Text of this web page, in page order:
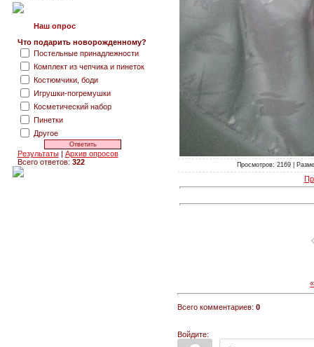
Наш опрос
Что подарить новорожденному?
Постельные принадлежности
Комплект из чепчика и пинеток
Костюмчики, боди
Игрушки-погремушки
Косметический набор
Пинетки
Другое
Результаты| Архив опросов
Всего ответов: 322 Просмотров: 2169 |
Всего комментариев: 0
Войдите: